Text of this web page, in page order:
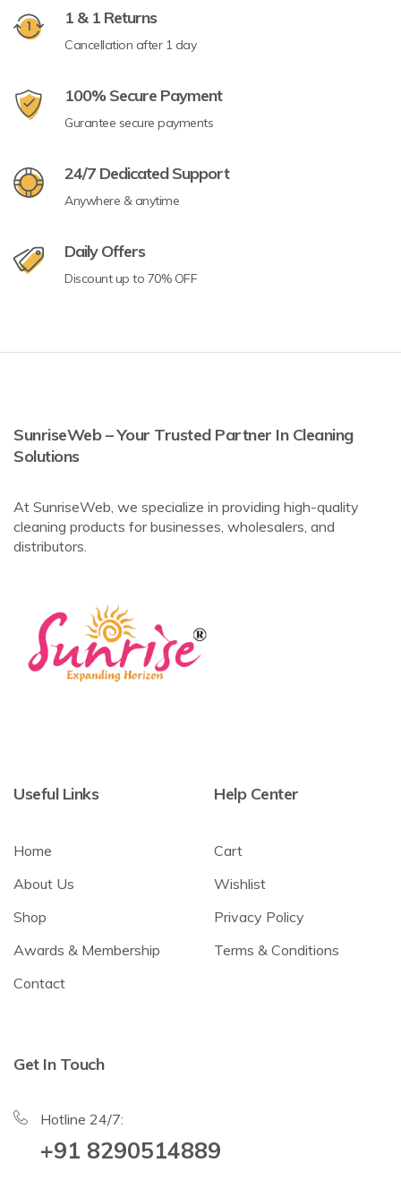
1 & 1 Returns
Cancellation after 1 day
100% Secure Payment
Gurantee secure payments
24/7 Dedicated Support
Anywhere & anytime
Daily Offers
Discount up to 70% OFF
SunriseWeb – Your Trusted Partner In Cleaning
Solutions
At SunriseWeb, we specialize in providing high-quality
cleaning products for businesses, wholesalers, and
distributors.
Useful Links
Home
About Us
Shop
Awards & Membership
Contact
Help Center
Cart
Wishlist
Privacy Policy
Terms & Conditions
Get In Touch
Hotline 24/7:
+91 8290514889